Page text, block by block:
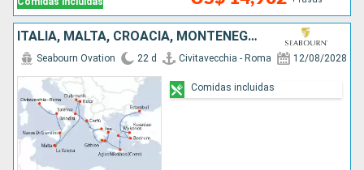
ITALIA, MALTA, CROACIA, MONTENEGRO, GRECIA, TURQUÍA
Seabourn Ovation 22 d Civitavecchia - Roma 12/08/2028
Comidas incluidas